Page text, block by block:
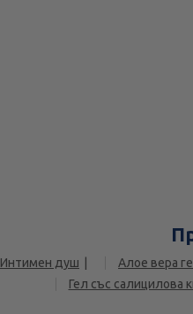
Интимен душ Алое вера
Гел със салицилова